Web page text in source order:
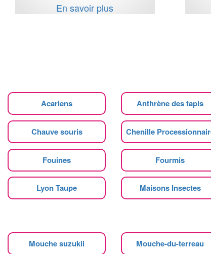
En savoir plus
Acariens Anthrène des tapis
Chauve souris Chenille
Fouines Fourmis
Lyon Taupe Maisons Insectes
Mouche suzukii Mouche-du-terreau